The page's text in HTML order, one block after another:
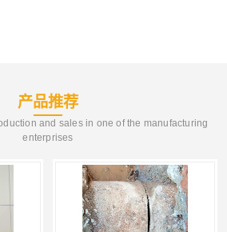
产品推荐
and sales in one of the manufacturing
enterprises